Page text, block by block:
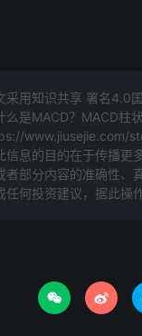
采用知识共享 署名4.0
么是MACD？MACD柱
www.jiusejie.com/
信息的目的在于传播更
者部分内容的准确性、
任何投资建议，据此操
 